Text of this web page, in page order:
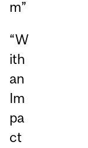
m”
“W
ith
an
Im
pa
ct